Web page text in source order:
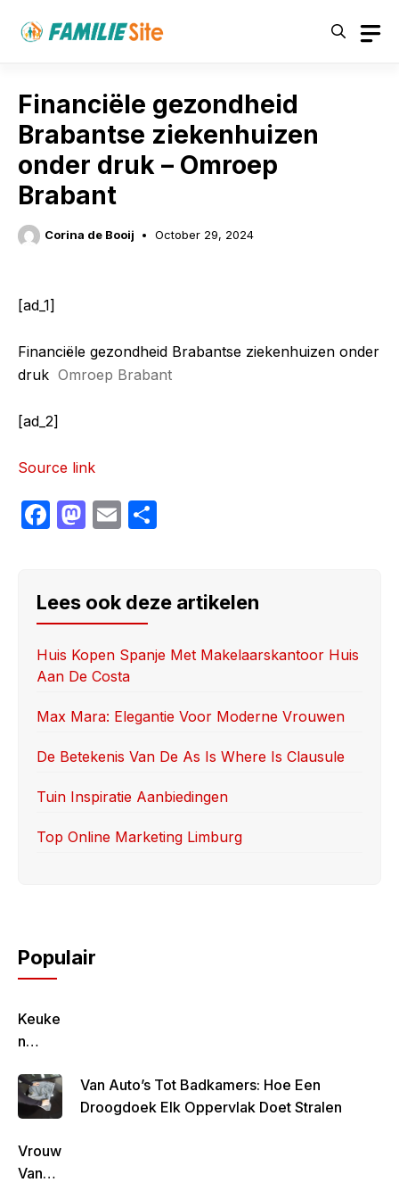
Financiële gezondheid
Brabantse ziekenhuizen
onder druk – Omroep
Brabant
Corina de Booij October 29, 2024
[ad_1]
Financiële gezondheid Brabantse ziekenhuizen onder
druk Omroep Brabant
[ad_2]
Source link
F
e
b
o
o
k
M
o
d
o
n
E
e
Lees ook deze artikelen
Huis Kopen Spanje Met Makelaarskantoor Huis
Aan De Costa
Max Mara: Elegantie Voor Moderne Vrouwen
De Betekenis Van De As Is Where Is Clausule
Tuin Inspiratie Aanbiedingen
Top Online Marketing Limburg
Populair
Keuke
N
–
Gezon
Lekke
R &
Van Auto’s Tot Badkamers: Hoe Een
Droogdoek Elk Oppervlak Doet Stralen
Vrouw
Van